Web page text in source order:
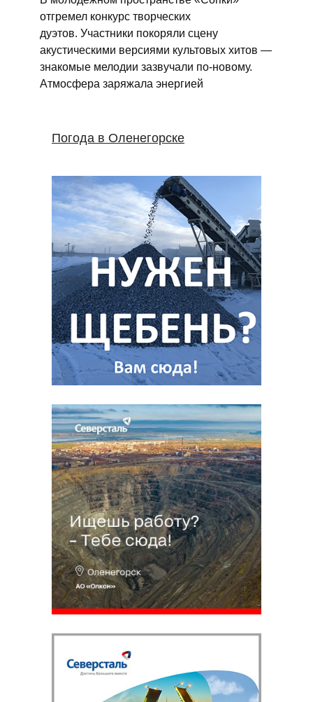
отгремел конкурс творческих
дуэтов. Участники покоряли сцену
акустическими версиями культовых хитов —
знакомые мелодии зазвучали по‑новому.
Атмосфера заряжала энергией
Погода в Оленегорске